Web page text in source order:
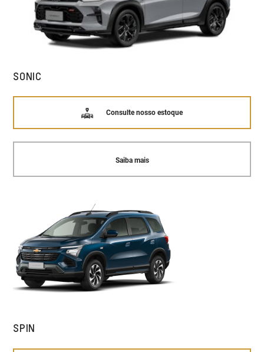
SONIC
Consulte nosso estoque
Saiba mais
SPIN